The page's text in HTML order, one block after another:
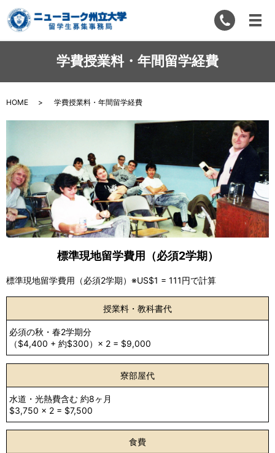
学費授業料・年間留学経費
HOME 学費授業料・年間留学経費
標準現地留学費用（必須2学期）
標準現地留学費用（必須2学期）※US$1 = 111円で計算
授業料・教科書代
必須の秋・春2学期分
（$4,400 + 約$300）× 2 = $9,000
寮部屋代
水道・光熱費含む 約8ヶ月
$3,750 × 2 = $7,500
食費